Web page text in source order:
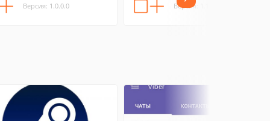
Версия: 1.0.0.0 Версия: 1.1.0.0